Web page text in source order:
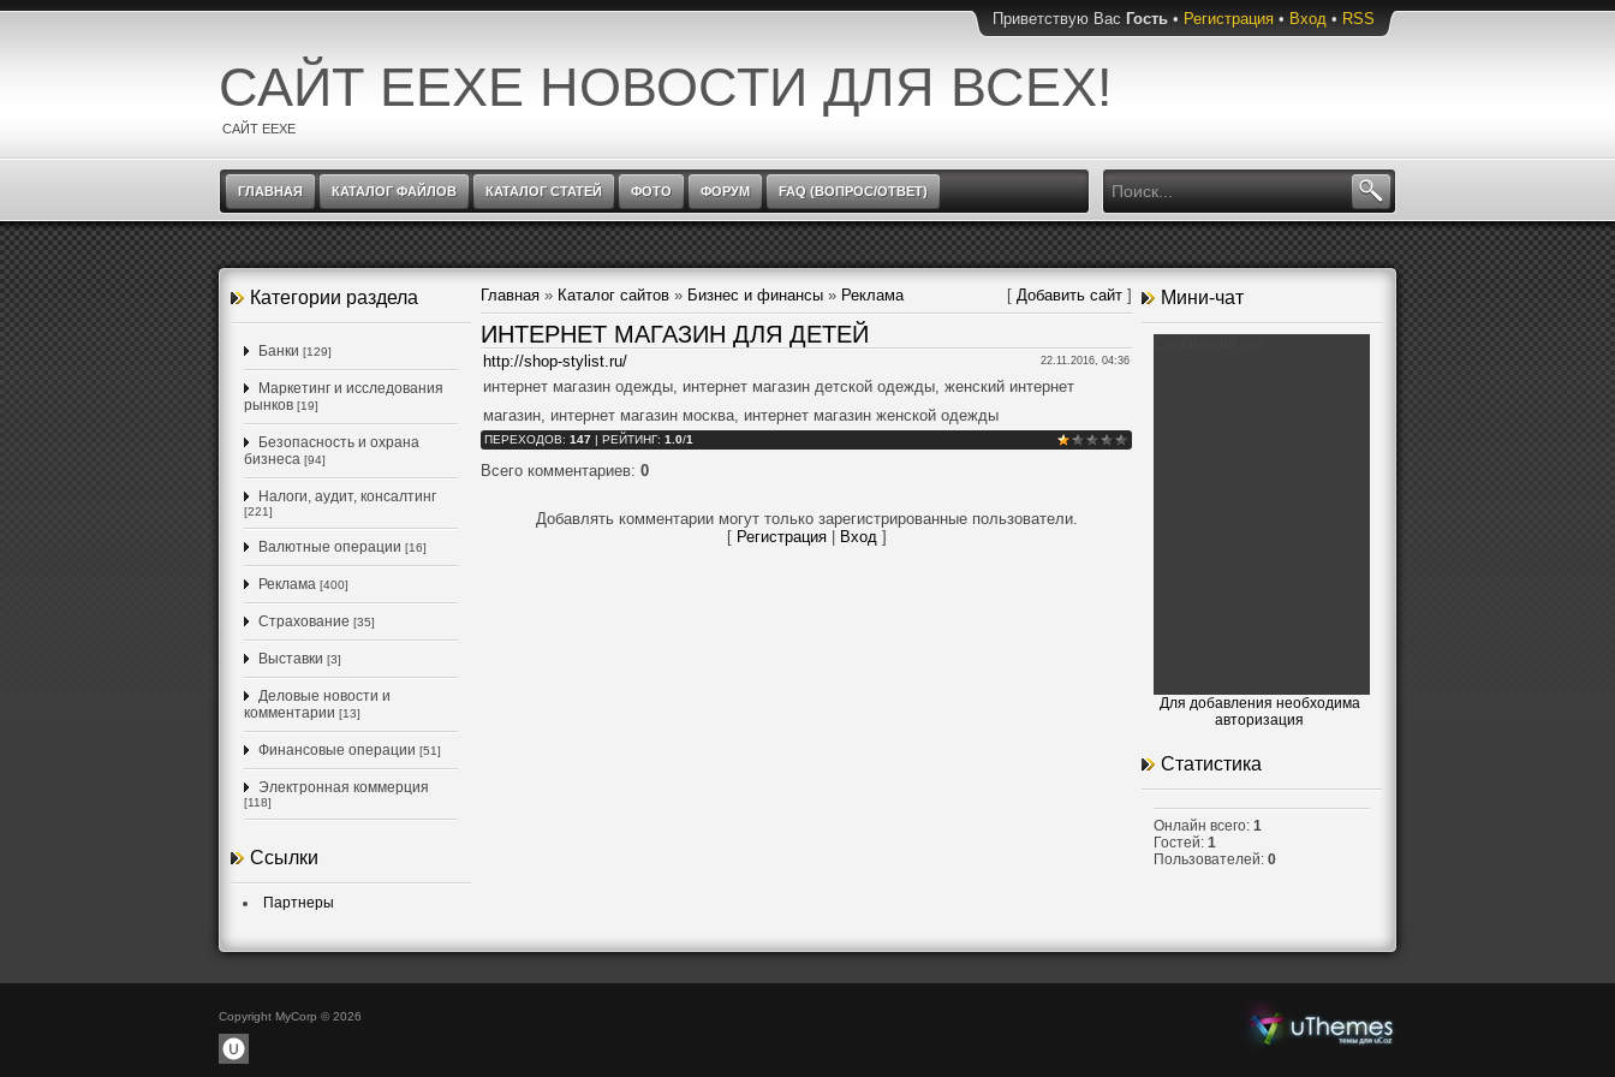
Приветствую Вас Гость • Регистрация • Вход • RSS
САЙТ EEXE НОВОСТИ ДЛЯ ВСЕХ!
САЙТ EEXE
ГЛАВНАЯ КАТАЛОГ ФАЙЛОВ КАТАЛОГ СТАТЕЙ ФОТО ФОРУМ FAQ (ВОПРОС/ОТВЕТ)
Категории раздела
Банки [129]
Маркетинг и исследования
рынков [19]
Безопасность и охрана
бизнеса [94]
Налоги, аудит, консалтинг
[221]
Валютные операции [16]
Реклама [400]
Страхование [35]
Выставки [3]
Деловые новости и
комментарии [13]
Финансовые операции [51]
Электронная коммерция
[118]
Ссылки
Партнеры
Главная » Каталог сайтов » Бизнес и финансы » Реклама [ Добавить сайт ]
ИНТЕРНЕТ МАГАЗИН ДЛЯ ДЕТЕЙ
http://shop-stylist.ru/ 22.11.2016, 04:36
интернет магазин одежды, интернет магазин детской одежды, женский интернет
магазин, интернет магазин москва, интернет магазин женской одежды
ПЕРЕХОДОВ: 147 | РЕЙТИНГ: 1.0/1
Всего комментариев: 0
Добавлять комментарии могут только зарегистрированные пользователи.
[ Регистрация| Вход]
Мини-чат
Для добавления необходима
авторизация
Статистика
Онлайн всего: 1
Гостей: 1
Пользователей: 0
Copyright MyCorp © 2026